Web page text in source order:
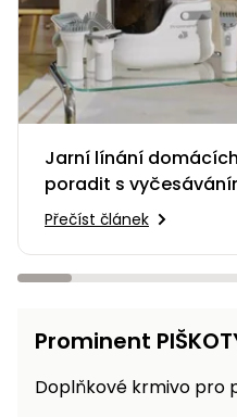
Sněhové
frézy
hrabla,
škrabky
na led
Příslušenství
a kladky
Jarní línání
poradit s
Přečíst článek
Prominent
Doplňkové krmivo pro